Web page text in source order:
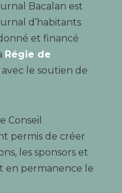
Bacalan est
d’habitants
et financé
Régie de
avec le soutien de
Conseil
permis de créer
les sponsors et
en permanence le